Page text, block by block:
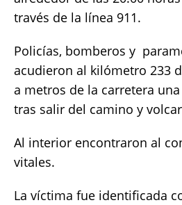
través de la línea 911.
Policías, bomberos y
acudieron al kilómetro 233
a metros de la carretera
tras salir del camino y
Al interior encontraron al
vitales.
La víctima fue identificada